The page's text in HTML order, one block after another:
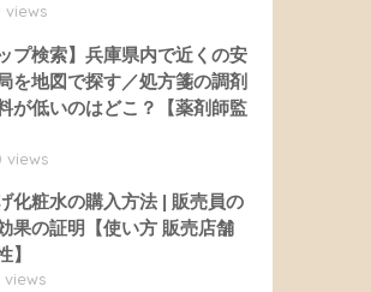
views
ップ検索】兵庫県内で近くの安
を地図で探す／処方箋の調剤
が低いのはどこ？【薬剤師監
views
化粧水の購入方法 | 販売員の
果の証明【使い方 販売店舗
】
views